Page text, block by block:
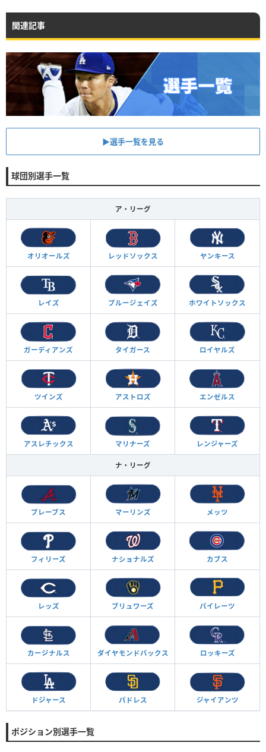
関連記事
▶︎選手一覧を見る
球団別選手一覧
ア・リーグ
オリオールズ レッドソックス ヤンキース
レイズ ブルージェイズ ホワイトソックス
ガーディアンズ タイガース ロイヤルズ
ツインズ アストロズ エンゼルス
アスレチックス マリナーズ レンジャーズ
ナ・リーグ
ブレーブス マーリンズ メッツ
フィリーズ ナショナルズ カブス
レッズ ブリュワーズ パイレーツ
カージナルス ダイヤモンドバックス ロッキーズ
ドジャース パドレス ジャイアンツ
ポジション別選手一覧